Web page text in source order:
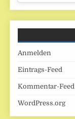
Anmelden
Eintrags-Feed
Kommentar-Feed
WordPress.org